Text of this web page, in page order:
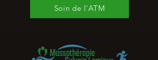
Soin de l'ATM